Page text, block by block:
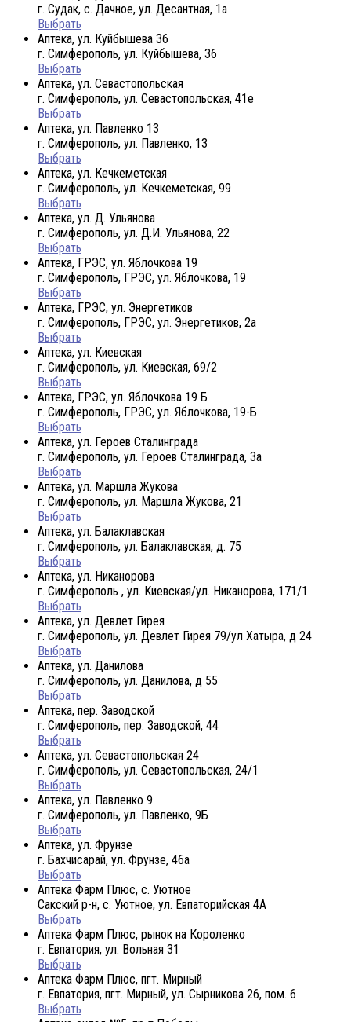
г. Судак, с. Дачное, ул. Десантная, 1а
Выбрать
Аптека, ул. Куйбышева 36
г. Симферополь, ул. Куйбышева, 36
Выбрать
Аптека, ул. Севастопольская
г. Симферополь, ул. Севастопольская, 41е
Выбрать
Аптека, ул. Павленко 13
г. Симферополь, ул. Павленко, 13
Выбрать
Аптека, ул. Кечкеметская
г. Симферополь, ул. Кечкеметская, 99
Выбрать
Аптека, ул. Д. Ульянова
г. Симферополь, ул. Д.И. Ульянова, 22
Выбрать
Аптека, ГРЭС, ул. Яблочкова 19
г. Симферополь, ГРЭС, ул. Яблочкова, 19
Выбрать
Аптека, ГРЭС, ул. Энергетиков
г. Симферополь, ГРЭС, ул. Энергетиков, 2а
Выбрать
Аптека, ул. Киевская
г. Симферополь, ул. Киевская, 69/2
Выбрать
Аптека, ГРЭС, ул. Яблочкова 19 Б
г. Симферополь, ГРЭС, ул. Яблочкова, 19-Б
Выбрать
Аптека, ул. Героев Сталинграда
г. Симферополь, ул. Героев Сталинграда, 3а
Выбрать
Аптека, ул. Маршла Жукова
г. Симферополь, ул. Маршла Жукова, 21
Выбрать
Аптека, ул. Балаклавская
г. Симферополь, ул. Балаклавская, д. 75
Выбрать
Аптека, ул. Никанорова
г. Симферополь , ул. Киевская/ул. Никанорова, 171/1
Выбрать
Аптека, ул. Девлет Гирея
г. Симферополь, ул. Девлет Гирея 79/ул Хатыра, д 24
Выбрать
Аптека, ул. Данилова
г. Симферополь, ул. Данилова, д 55
Выбрать
Аптека, пер. Заводской
г. Симферополь, пер. Заводской, 44
Выбрать
Аптека, ул. Севастопольская 24
г. Симферополь, ул. Севастопольская, 24/1
Выбрать
Аптека, ул. Павленко 9
г. Симферополь, ул. Павленко, 9Б
Выбрать
Аптека, ул. Фрунзе
г. Бахчисарай, ул. Фрунзе, 46а
Выбрать
Аптека Фарм Плюс, с. Уютное
Сакский р-н, с. Уютное, ул. Евпаторийская 4А
Выбрать
Аптека Фарм Плюс, рынок на Короленко
г. Евпатория, ул. Вольная 31
Выбрать
Аптека Фарм Плюс, пгт. Мирный
г. Евпатория, пгт. Мирный, ул. Сырникова 26, пом. 6
Выбрать